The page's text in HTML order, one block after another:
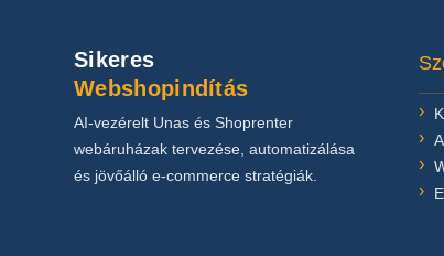
Sikeres
Webshopindítás
AI-vezérelt Unas és Shoprenter
webáruházak tervezése, automatizálása
és jövőálló e-commerce stratégiák.